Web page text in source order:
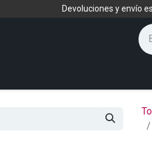
Devoluciones y envío